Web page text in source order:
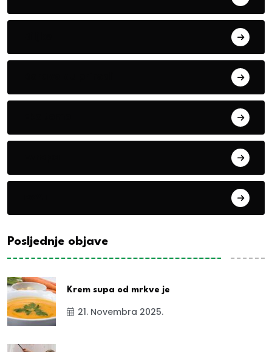
Posljednje objave
Krem supa od mrkve je
21. Novembra 2025.